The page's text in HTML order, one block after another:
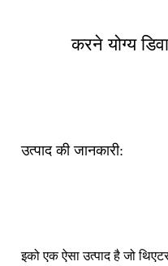
करने योग्य
उत्पाद की जानकारी:
इको एक ऐसा उत्पाद है जो